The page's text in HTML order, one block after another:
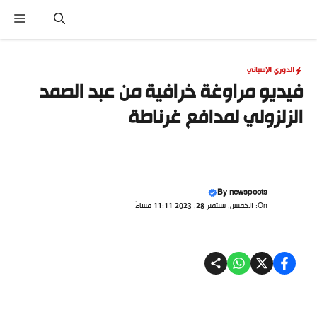
المحتوى
الدوري الإسباني
فيديو مراوغة خرافية من عبد الصمد
الزلزولي لمدافع غرناطة
Bynewspoots
On: الخميس, سبتمبر 28, 2023 11:11 مساءً